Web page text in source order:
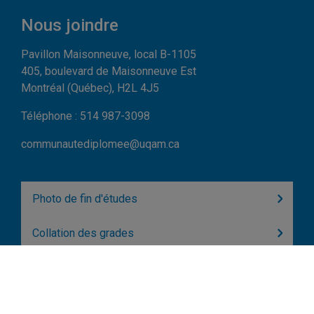
Nous joindre
Pavillon Maisonneuve, local B-1105
405, boulevard de Maisonneuve Est
Montréal (Québec), H2L 4J5
Téléphone : 514 987-3098
communautediplomee@uqam.ca
Photo de fin d'études
Collation des grades